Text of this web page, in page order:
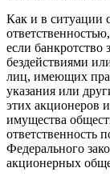
Как и в ситуации
если банкротство
бездействиями
лиц, имеющих
указания или
этих акционеров
имущества
ответственность
Федерального
акционерных